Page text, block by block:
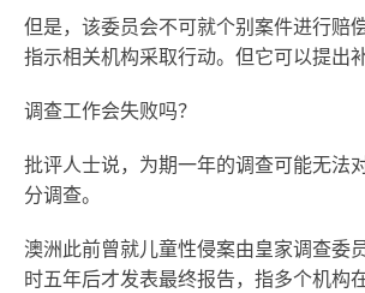
但是，该委员会不可就个别案件进行赔
指示相关机构采取行动。但它可以提出
调查工作会失败吗？
批评人士说，为期一年的调查可能无法
分调查。
澳洲此前曾就儿童性侵案由皇家调查委
时五年后才发表最终报告，指多个机构